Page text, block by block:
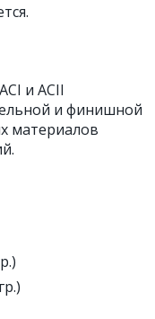
и ACII
и финишной
материалов